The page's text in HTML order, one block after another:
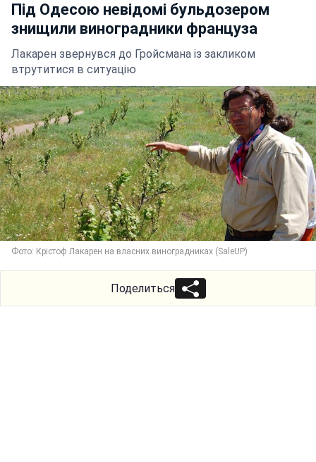
Під Одесою невідомі бульдозером
знищили виноградники француза
Лакарен звернувся до Гройсмана із закликом
втрутитися в ситуацію
Фото: Крістоф Лакарен на власних виноградниках (SaleUP)
Поделиться